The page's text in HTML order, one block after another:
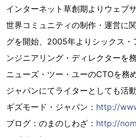
インターネット草創期よりウェブ
世界コミュニティの制作・運営に
グを開始、2005年よりシックス・
ンジニアリング・ディレクターを
ニューズ・ツー・ユーのCTOを務
ジャパンにてライターとしても活動
ギズモード・ジャパン： http://
ブログ：のまのしわざ： http://